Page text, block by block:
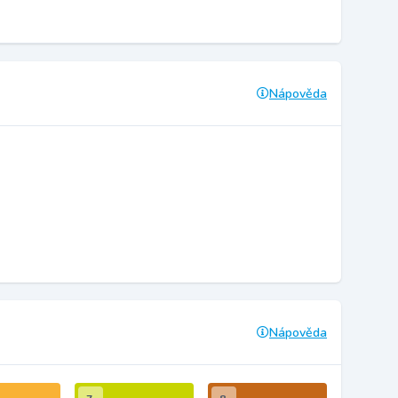
Nápověda
Nápověda